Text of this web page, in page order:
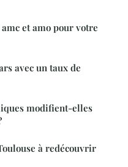
et amo pour votre
avec un taux de
modifient-elles
à redécouvrir